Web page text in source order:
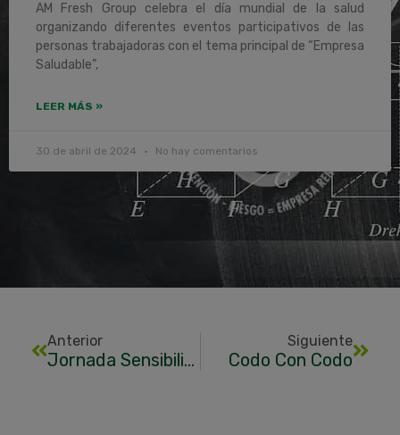
AM Fresh Group celebra el día mundial de la salud
organizando diferentes eventos participativos de las
personas trabajadoras con el tema principal de “Empresa
Saludable”,
LEER MÁS »
30 de abril de 2024 No hay comentarios
Anterior
Jornada Sensibilización PRL.
Siguiente
Codo Con Codo